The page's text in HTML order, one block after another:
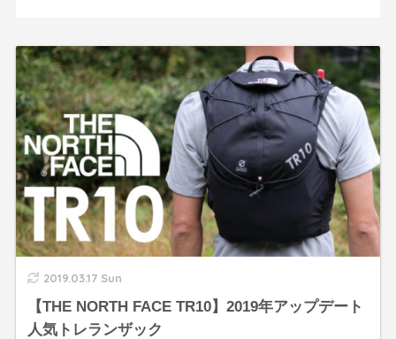
2019.03.17 Sun
【THE NORTH FACE TR10】2019年アップデート
人気トレランザック